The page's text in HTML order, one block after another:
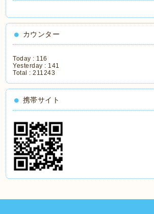
カウンター
Today : 116
Yesterday : 141
Total :211243
携帯サイト